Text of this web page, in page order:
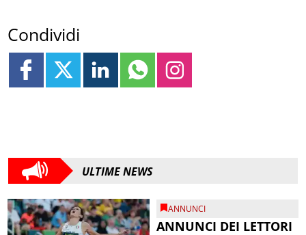
Condividi
ULTIME NEWS
ANNUNCI
ANNUNCI DEI LETTORI